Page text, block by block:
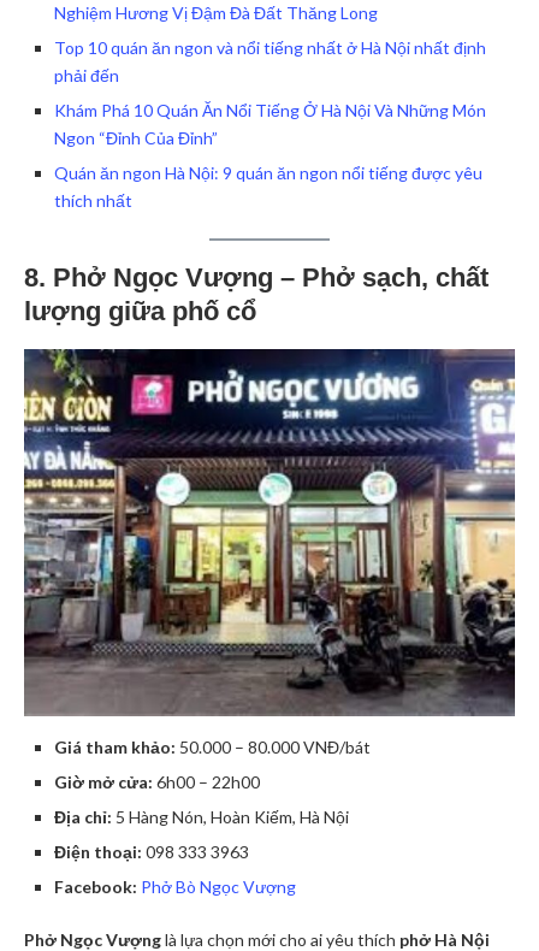
Nghiệm Hương Vị Đậm Đà Đất Thăng Long
Top 10 quán ăn ngon và nổi tiếng nhất ở Hà Nội nhất định
phải đến
Khám Phá 10 Quán Ăn Nổi Tiếng Ở Hà Nội Và Những Món
Ngon “Đỉnh Của Đỉnh”
Quán ăn ngon Hà Nội: 9 quán ăn ngon nổi tiếng được yêu
thích nhất
8. Phở Ngọc Vượng – Phở sạch, chất
lượng giữa phố cổ
Giá tham khảo: 50.000 – 80.000 VNĐ/bát
Giờ mở cửa: 6h00 – 22h00
Địa chỉ: 5 Hàng Nón, Hoàn Kiếm, Hà Nội
Điện thoại: 098 333 3963
Facebook: Phở Bò Ngọc Vượng
Phở Ngọc Vượnglà lựa chọn mới cho ai yêu thích phở Hà Nội